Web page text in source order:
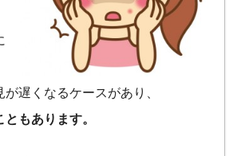
遅くなるケースがあり、
もあります。